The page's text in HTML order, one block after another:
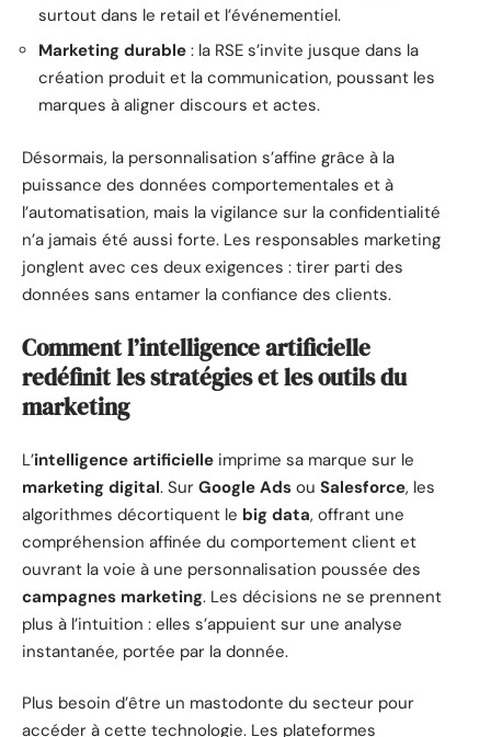
surtout dans le retail et l’événementiel.
Marketing durable : la RSE s’invite jusque dans la
création produit et la communication, poussant les
marques à aligner discours et actes.
Désormais, la personnalisation s’affine grâce à la
puissance des données comportementales et à
l’automatisation, mais la vigilance sur la confidentialité
n’a jamais été aussi forte. Les responsables marketing
jonglent avec ces deux exigences : tirer parti des
données sans entamer la confiance des clients.
Comment l’intelligence artificielle
redéfinit les stratégies et les outils du
marketing
L’intelligence artificielle imprime sa marque sur le
marketing digital. Sur Google Ads ou Salesforce, les
algorithmes décortiquent le big data, offrant une
compréhension affinée du comportement client et
ouvrant la voie à une personnalisation poussée des
campagnes marketing. Les décisions ne se prennent
plus à l’intuition : elles s’appuient sur une analyse
instantanée, portée par la donnée.
Plus besoin d’être un mastodonte du secteur pour
accéder à cette technologie. Les plateformes